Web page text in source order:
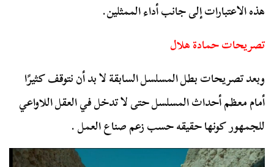
هذه الاعتبارات إلى جانب أداء الممثلين.
تصريحات حمادة هلال
وبعد تصريحات بطل المسلسل السابقة لا بد أن نتوقف كثيرًا
أمام معظم أحداث المسلسل حتى لا تدخل في العقل اللاواعي
للجمهور كونها حقيقه حسب زعم صناع العمل .